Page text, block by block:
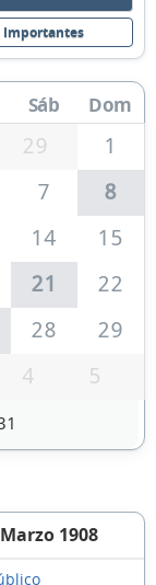
Importantes
Sáb Dom
29
1
7
8
14
15
21
22
28
29
4 5
1908